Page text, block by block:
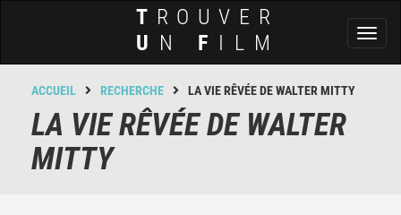
T ROUVER
U N F ILM
ACCUEIL RECHERCHE LA VIE RÊVÉE DE WALTER MITTY
LA VIE RÊVÉE DE WALTER
MITTY